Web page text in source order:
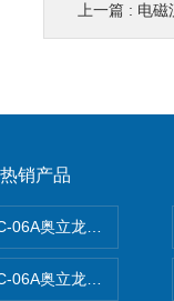
上一篇 : 电磁
热销产品
06A奥立龙实验室台式
06A奥立龙实验室便携